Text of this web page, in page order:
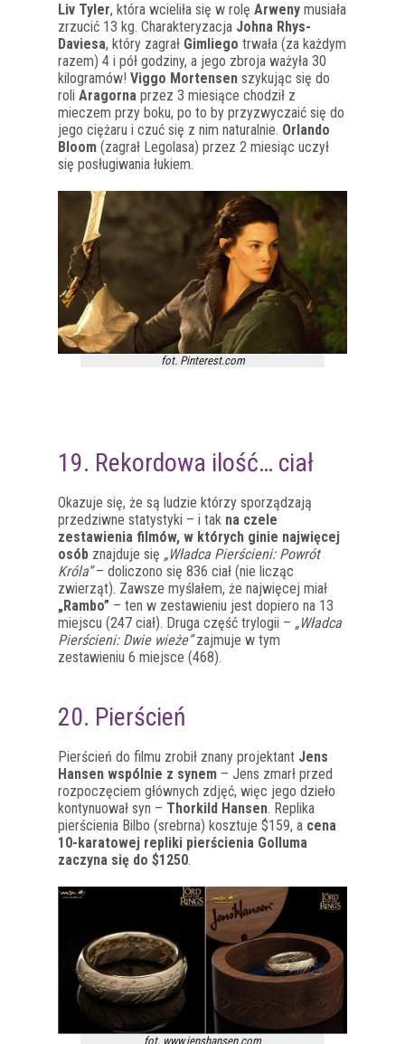
Liv Tyler, która wcieliła się w rolę Arweny musiała
zrzucić 13 kg. Charakteryzacja Johna Rhys-
Daviesa, który zagrał Gimliego trwała (za każdym
razem) 4 i pół godziny, a jego zbroja ważyła 30
kilogramów! Viggo Mortensen szykując się do
roli Aragorna przez 3 miesiące chodził z
mieczem przy boku, po to by przyzwyczaić się do
jego ciężaru i czuć się z nim naturalnie. Orlando
Bloom (zagrał Legolasa) przez 2 miesiąc uczył
się posługiwania łukiem.
fot. Pinterest.com
19. Rekordowa ilość… ciał
Okazuje się, że są ludzie którzy sporządzają
przedziwne statystyki – i tak na czele
zestawienia filmów, w których ginie najwięcej
osób znajduje się „Władca Pierścieni: Powrót
Króla”– doliczono się 836 ciał (nie licząc
zwierząt). Zawsze myślałem, że najwięcej miał
„Rambo” – ten w zestawieniu jest dopiero na 13
miejscu (247 ciał). Druga część trylogii – „Władca
Pierścieni: Dwie wieże”zajmuje w tym
zestawieniu 6 miejsce (468).
20. Pierścień
Pierścień do filmu zrobił znany projektant Jens
Hansen wspólnie z synem – Jens zmarł przed
rozpoczęciem głównych zdjęć, więc jego dzieło
kontynuował syn – Thorkild Hansen. Replika
pierścienia Bilbo (srebrna) kosztuje $159, a cena
10-karatowej repliki pierścienia Golluma
zaczyna się do $1250.
fot. www.jenshansen.com